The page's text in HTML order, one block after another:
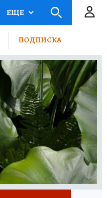
ЕЩЕ
ПОДПИСКА